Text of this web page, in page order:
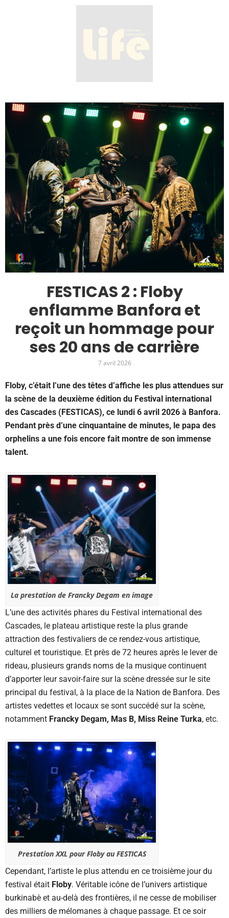
FESTICAS 2 : Floby
enflamme Banfora et
reçoit un hommage pour
ses 20 ans de carrière
7 avril 2026
Floby, c’était l’une des têtes d’affiche les plus attendues sur
la scène de la deuxième édition du Festival international
des Cascades (FESTICAS), ce lundi 6 avril 2026 à Banfora.
Pendant près d’une cinquantaine de minutes, le papa des
orphelins a une fois encore fait montre de son immense
talent.
La prestation de Francky Degam en image
L’une des activités phares du Festival international des
Cascades, le plateau artistique reste la plus grande
attraction des festivaliers de ce rendez-vous artistique,
culturel et touristique. Et près de 72 heures après le lever de
rideau, plusieurs grands noms de la musique continuent
d’apporter leur savoir-faire sur la scène dressée sur le site
principal du festival, à la place de la Nation de Banfora. Des
artistes vedettes et locaux se sont succédé sur la scène,
notamment Francky Degam, Mas B, Miss Reine Turka, etc.
Prestation XXL pour Floby au FESTICAS
Cependant, l’artiste le plus attendu en ce troisième jour du
festival était Floby. Véritable icône de l’univers artistique
burkinabè et au-delà des frontières, il ne cesse de mobiliser
des milliers de mélomanes à chaque passage. Et ce soir